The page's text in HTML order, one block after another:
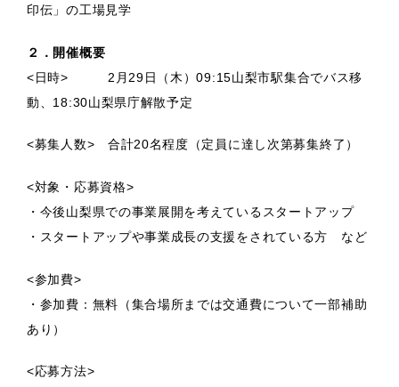
印伝」の工場見学
２．開催概要
<日時> 2月29日（木）09:15山梨市駅集合でバス移
動、18:30山梨県庁解散予定
<募集人数> 合計20名程度（定員に達し次第募集終了）
<対象・応募資格>
・今後山梨県での事業展開を考えているスタートアップ
・スタートアップや事業成長の支援をされている方 など
<参加費>
・参加費：無料（集合場所までは交通費について一部補助
あり）
<応募方法>